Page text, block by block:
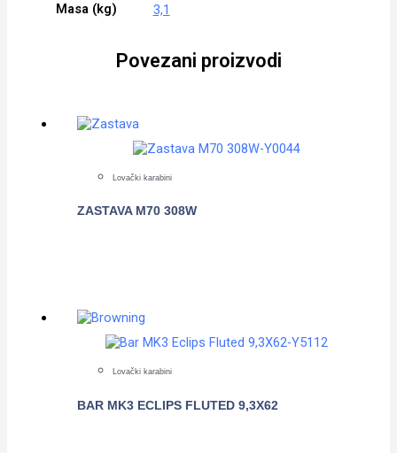
Masa (kg) 3,1
Povezani proizvodi
Lovački karabini
ZASTAVA M70 308W
Lovački karabini
BAR MK3 ECLIPS FLUTED 9,3X62